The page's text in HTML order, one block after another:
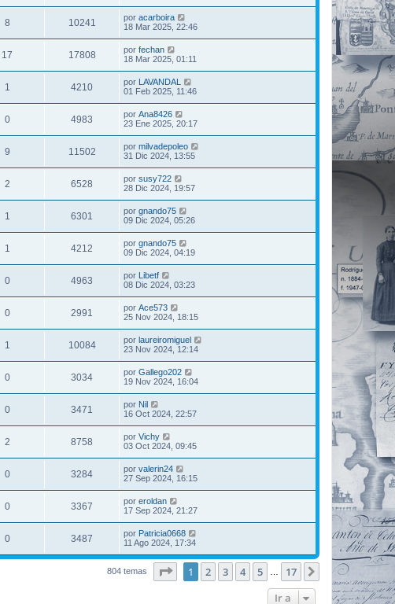
8 10241 por acarboira
18 Mar 2025, 22:46
17 17808 por fechan
18 Mar 2025, 01:11
1 4210 por LAVANDAL
01 Feb 2025, 11:46
0 4983 por Ana8426
23 Ene 2025, 20:17
9 11502 por milvadepoleo
31 Dic 2024, 13:55
2 6528 por susy722
28 Dic 2024, 19:57
1 6301 por gnando75
09 Dic 2024, 05:26
1 4212 por gnando75
09 Dic 2024, 04:19
0 4963 por Libetf
08 Dic 2024, 03:23
0 2991 por Ace573
25 Nov 2024, 18:15
1 10084 por laureiromiguel
23 Nov 2024, 12:14
0 3034 por Gallego202
19 Nov 2024, 16:04
0 3471 por Nil
16 Oct 2024, 22:57
2 8758 por Vichy
03 Oct 2024, 09:45
0 3284 por valerin24
27 Sep 2024, 16:15
0 3367 por eroldan
17 Sep 2024, 21:27
0 3487 por Patricia0668
11 Ago 2024, 17:34
804 temas Página1 de 17
1 2 3 4 5 17 Siguiente
Ir a